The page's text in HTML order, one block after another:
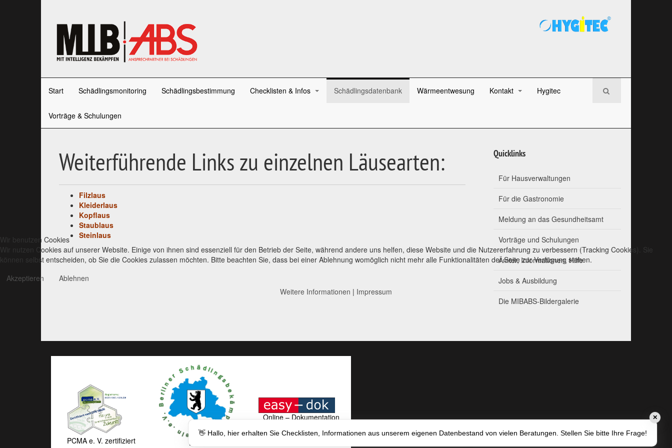
Start Schädlingsmonitoring Schädlingsbestimmung Checklisten & Infos Schädlingsdatenbank Wärmeentwesung Kontakt Hygitec
Vorträge & Schulungen
Weiterführende Links zu einzelnen Läusearten:
Filzlaus
Kleiderlaus
Kopflaus
Staublaus
Steinlaus
Quicklinks
Für Hausverwaltungen
Für die Gastronomie
Meldung an das Gesundheitsamt
Vorträge und Schulungen
Ämter, Informationen, Hilfe
Jobs & Ausbildung
Die MIBABS-Bildergalerie
PCMA e. V. zertifiziert
Berliner
Online – Dokumentation
Wir benutzen Cookies
Wir nutzen Cookies auf unserer Website. Einige von ihnen sind essenziell für den Betrieb der Seite, während andere uns helfen, diese Website und die Nutzererfahrung zu verbessern (Tracking Cookies). Sie
können selbst entscheiden, ob Sie die Cookies zulassen möchten. Bitte beachten Sie, dass bei einer Ablehnung womöglich nicht mehr alle Funktionalitäten der Seite zur Verfügung stehen.
Akzeptieren
Ablehnen
Weitere Informationen | Impressum
✕
👋 Hallo, hier erhalten Sie Checklisten, Informationen aus unserem eigenen Datenbestand von vielen Beratungen. Stellen Sie bitte Ihre Frage!